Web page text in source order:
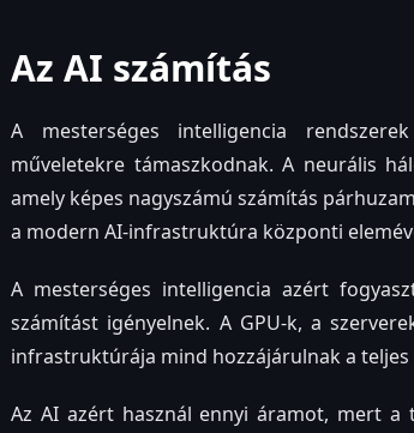
Az AI számítás
A mesterséges intelligencia
műveletekre támaszkodnak. A neurális
amely képes nagyszámú számítás
a modern AI-infrastruktúra központi
A mesterséges intelligencia azért
számítást igényelnek. A GPU-k, a
infrastruktúrája mind hozzájárulnak a teljes
Az AI azért használ ennyi áramot, mert